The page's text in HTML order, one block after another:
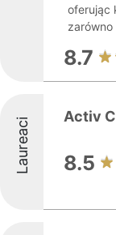
oferując
8.7
Laureaci Activ
8.5